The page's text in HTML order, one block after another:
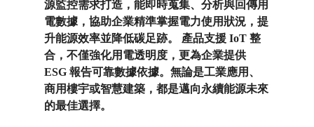
源監控需求打造，能即時蒐集、分析與回傳用
電數據，協助企業精準掌握電力使用狀況，提
升能源效率並降低碳足跡。 產品支援 IoT 整
合，不僅強化用電透明度，更為企業提供
ESG 報告可靠數據依據。無論是工業應用、
商用樓宇或智慧建築，都是邁向永續能源未來
的最佳選擇。